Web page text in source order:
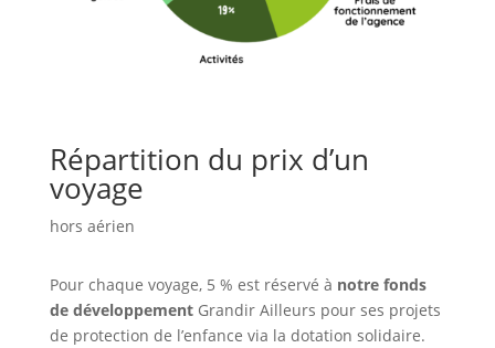
Répartition du prix d’un
voyage
hors aérien
Pour chaque voyage, 5 % est réservé à notre fonds
de développementGrandir Ailleurs pour ses projets
de protection de l’enfance via la dotation solidaire.